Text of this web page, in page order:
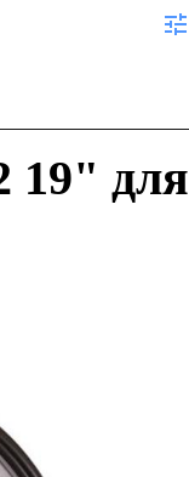
19" для